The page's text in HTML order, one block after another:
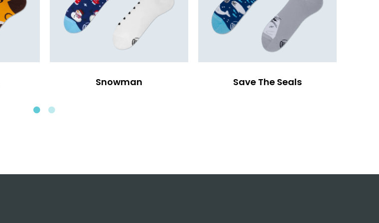
Snowman Save The Seals